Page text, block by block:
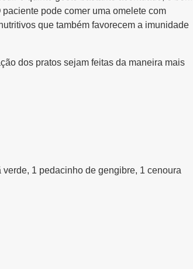
pode comer uma omelete com
que também favorecem a imunidade
dos pratos sejam feitas da maneira mais
1 pedacinho de gengibre, 1 cenoura